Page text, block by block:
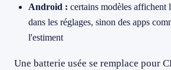
Android : certains modèles affichent
dans les réglages, sinon des apps
l'estiment
Une batterie usée se remplace pour